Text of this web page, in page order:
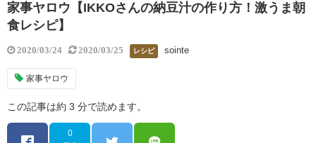
家事ヤロウ【IKKOさんの納豆汁の作り方！激うま朝
食レシピ】
2020/03/24 2020/03/25 レシピ sointe
家事ヤロウ
この記事は約 3 分で読めます。
0